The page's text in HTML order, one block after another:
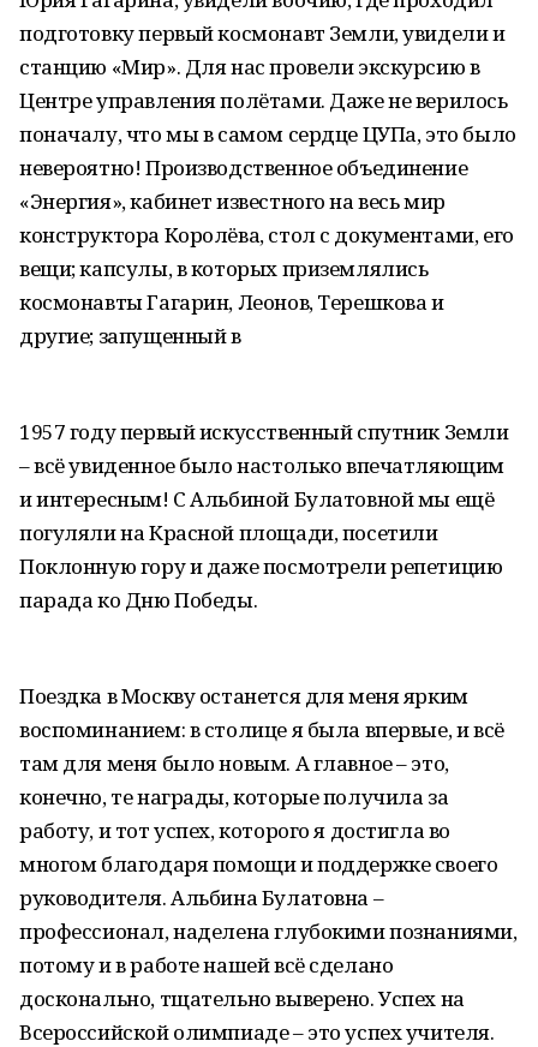
подготовку первый космонавт Земли, увидели и
станцию «Мир». Для нас провели экскурсию в
Центре управления полётами. Даже не верилось
поначалу, что мы в самом сердце ЦУПа, это было
невероятно! Производственное объединение
«Энергия», кабинет известного на весь мир
конструктора Королёва, стол с документами, его
вещи; капсулы, в которых приземлялись
космонавты Гагарин, Леонов, Терешкова и
другие; запущенный в
1957 году первый искусственный спутник Земли
– всё увиденное было настолько впечатляющим
и интересным! С Альбиной Булатовной мы ещё
погуляли на Красной площади, посетили
Поклонную гору и даже посмотрели репетицию
парада ко Дню Победы.
Поездка в Москву останется для меня ярким
воспоминанием: в столице я была впервые, и всё
там для меня было новым. А главное – это,
конечно, те награды, которые получила за
работу, и тот успех, которого я достигла во
многом благодаря помощи и поддержке своего
руководителя. Альбина Булатовна –
профессионал, наделена глубокими познаниями,
потому и в работе нашей всё сделано
досконально, тщательно выверено. Успех на
Всероссийской олимпиаде – это успех учителя.